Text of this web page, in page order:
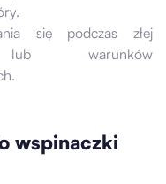
się podczas złej
warunków
wspinaczki